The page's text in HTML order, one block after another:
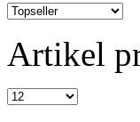
Artikel